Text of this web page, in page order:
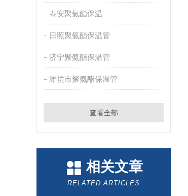
泰安聚氨酯保温
日照聚氨酯保温管
济宁聚氨酯保温管
潍坊市聚氨酯保温管
查看全部
相关文章
RELATED ARTICLES